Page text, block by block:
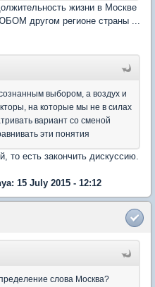
жизни в Москве
другом регионе страны ...
выбором, а воздух и
на которые мы не в силах
вариант со сменой
эти понятия
то есть закончить дискуссию.
15 July 2015 - 12:12
слова Москва?